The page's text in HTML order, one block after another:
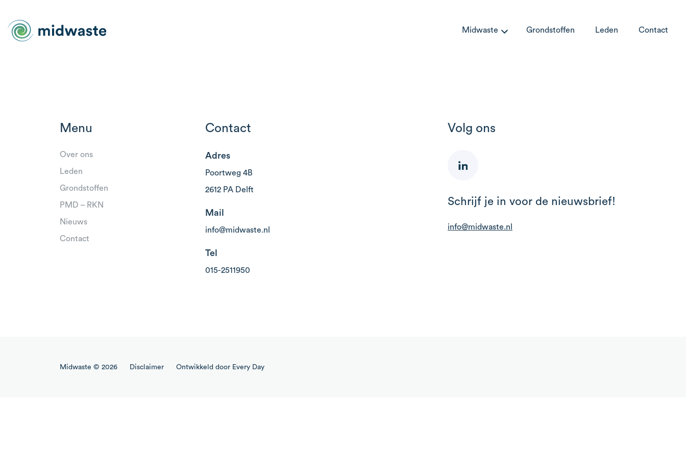
Midwaste Grondstoffen Leden Contact
Menu
Over ons
Leden
Grondstoffen
PMD – RKN
Nieuws
Contact
Contact
Adres
Poortweg 4B
2612 PA Delft
Mail
info@midwaste.nl
Tel
015-2511950
Volg ons
Schrijf je in voor de nieuwsbrief!
info@midwaste.nl
Midwaste © 2026 Disclaimer Ontwikkeld door Every Day